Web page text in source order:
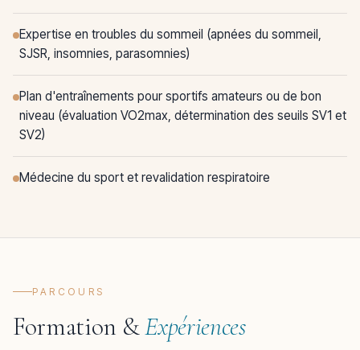
Expertise en troubles du sommeil (apnées du sommeil,
SJSR, insomnies, parasomnies)
Plan d'entraînements pour sportifs amateurs ou de bon
niveau (évaluation VO2max, détermination des seuils SV1 et
SV2)
Médecine du sport et revalidation respiratoire
PARCOURS
Formation &Expériences